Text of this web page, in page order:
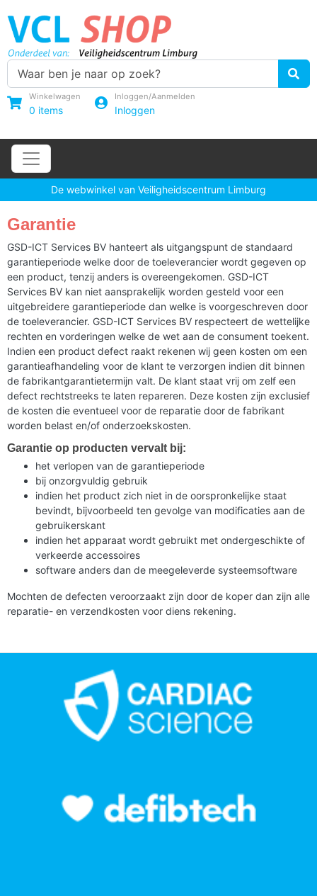
Winkelwagen
0 items
Inloggen/Aanmelden
Inloggen
De webwinkel van Veiligheidscentrum Limburg
Garantie
GSD-ICT Services BV hanteert als uitgangspunt de standaard
garantieperiode welke door de toeleverancier wordt gegeven op
een product, tenzij anders is overeengekomen. GSD-ICT
Services BV kan niet aansprakelijk worden gesteld voor een
uitgebreidere garantieperiode dan welke is voorgeschreven door
de toeleverancier. GSD-ICT Services BV respecteert de wettelijke
rechten en vorderingen welke de wet aan de consument toekent.
Indien een product defect raakt rekenen wij geen kosten om een
garantieafhandeling voor de klant te verzorgen indien dit binnen
de fabrikantgarantietermijn valt. De klant staat vrij om zelf een
defect rechtstreeks te laten repareren. Deze kosten zijn exclusief
de kosten die eventueel voor de reparatie door de fabrikant
worden belast en/of onderzoekskosten.
Garantie op producten vervalt bij:
het verlopen van de garantieperiode
bij onzorgvuldig gebruik
indien het product zich niet in de oorspronkelijke staat
bevindt, bijvoorbeeld ten gevolge van modificaties aan de
gebruikerskant
indien het apparaat wordt gebruikt met ondergeschikte of
verkeerde accessoires
software anders dan de meegeleverde systeemsoftware
Mochten de defecten veroorzaakt zijn door de koper dan zijn alle
reparatie- en verzendkosten voor diens rekening.